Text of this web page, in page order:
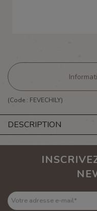
(Code : FEVECHILY)
DESCRIPTION
Votre adresse e-mail*